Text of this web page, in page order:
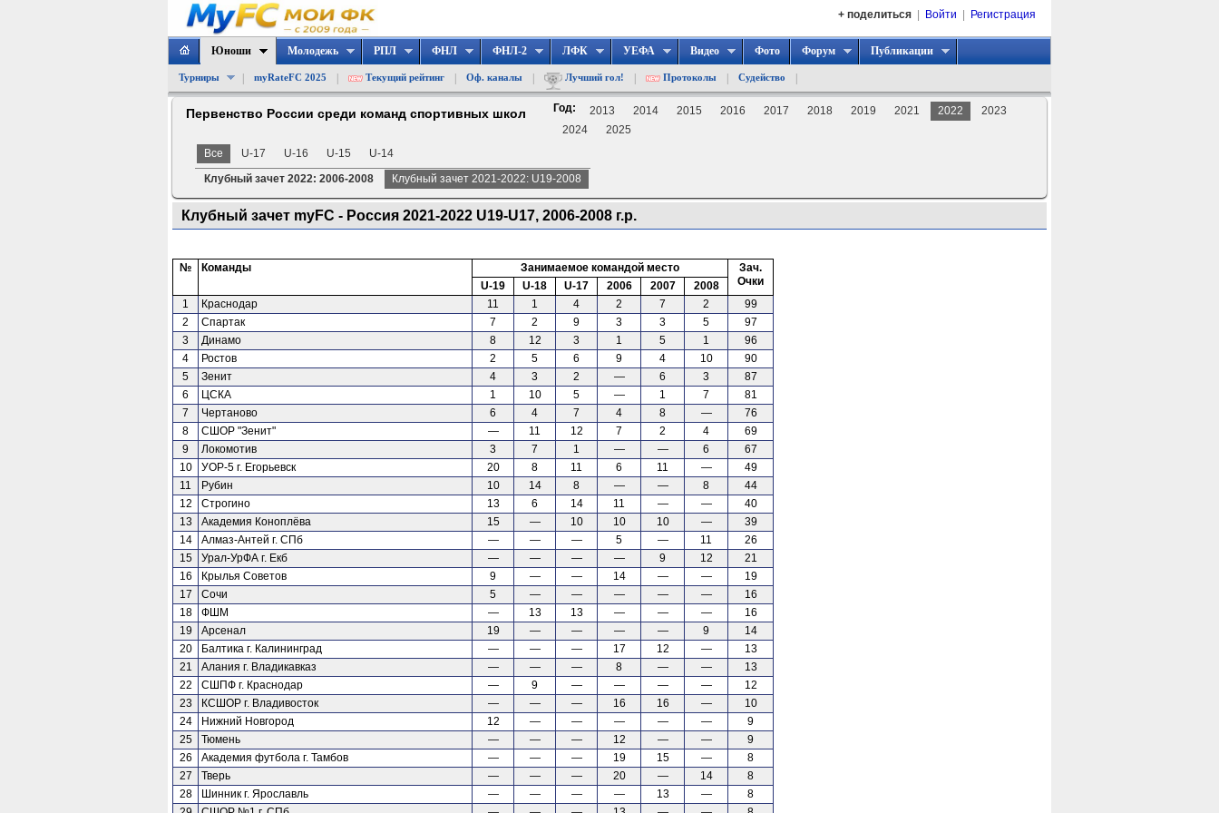
Регистрация
Войти
+ поделиться
Юноши
Турниры myRateFC 2025 Текущий рейтинг Оф. каналы Лучший гол! Протоколы Судейство
Молодежь РПЛ ФНЛ ФНЛ-2 ЛФК УЕФА Видео Фото Форум Публикации
Первенство России среди команд спортивных школ Год: 2013 2014 2015 2016 2017 2018 2019 2021 2022
2023
2024
2025
Все
U-17 U-16 U-15
U-14
Клубный зачет 2022: 2006-2008
Клубный зачет 2021-2022: U19-2008
Клубный зачет myFC - Россия 2021-2022 U19-U17, 2006-2008 г.р.
№ Команды Занимаемое командой место
Зач.
Очки
U-19 U-18 U-17 2006 2007
2008
1
Краснодар 11 1 4 2 7 2
99
2
Спартак 7 2 9 3 3 5
97
3
Динамо 8 12 3 1 5 1
96
4
Ростов 2 5 6 9 4 10
90
5
Зенит 4 3 2 — 6 3
87
6
ЦСКА 1 10 5 — 1 7
81
7
Чертаново 6 4 7 4 8 —
76
8
СШОР "Зенит" — 11 12 7 2 4
69
9
Локомотив 3 7 1 — — 6
67
10
УОР-5 г. Егорьевск 20 8 11 6 11 —
49
11
Рубин 10 14 8 — — 8
44
12
Строгино 13 6 14 11 — —
40
13
Академия Коноплёва 15 — 10 10 10 —
39
14
Алмаз-Антей г. СПб — — — 5 — 11
26
15
Урал-УрФА г. Екб — — — — 9 12
21
16
Крылья Советов 9 — — 14 — —
19
17
Сочи 5 — — — — —
16
18
ФШМ — 13 13 — — —
16
19
Арсенал 19 — — — — 9
14
20
Балтика г. Калининград — — — 17 12 —
13
21
Алания г. Владикавказ — — — 8 — —
13
22
СШПФ г. Краснодар — 9 — — — —
12
23
КСШОР г. Владивосток — — — 16 16 —
10
24
Нижний Новгород 12 — — — — —
9
25
Тюмень — — — 12 — —
9
26
Академия футбола г. Тамбов — — — 19 15 —
8
27
Тверь — — — 20 — 14
8
28
Шинник г. Ярославль — — — — 13 —
8